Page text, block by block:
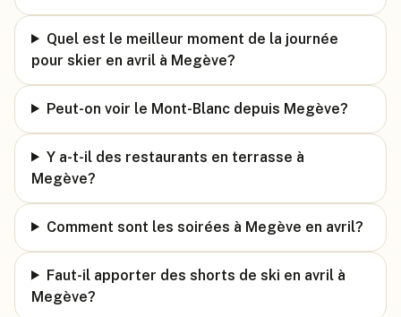
Quel est le meilleur moment de la journée
pour skier en avril à Megève?
Peut-on voir le Mont-Blanc depuis Megève?
Y a-t-il des restaurants en terrasse à
Megève?
Comment sont les soirées à Megève en avril?
Faut-il apporter des shorts de ski en avril à
Megève?